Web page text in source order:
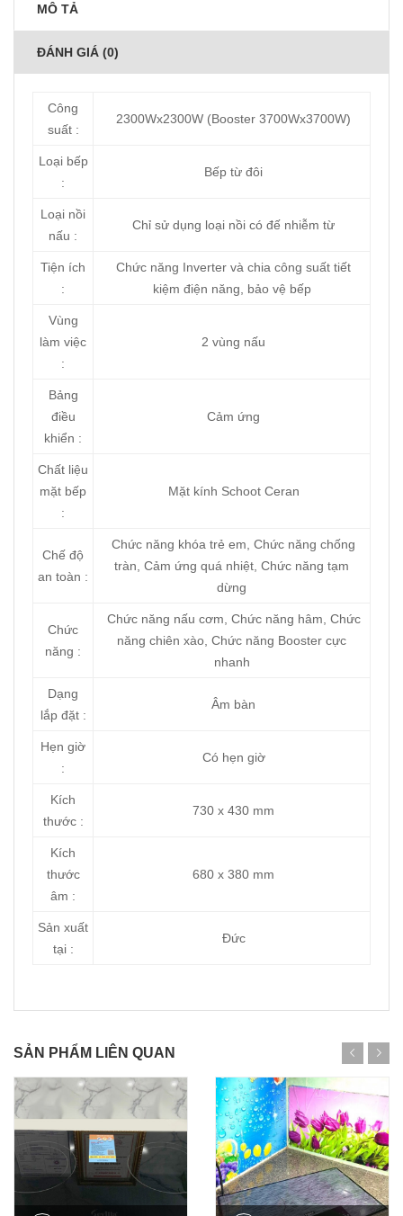
MÔ TẢ
ĐÁNH GIÁ (0)
Công
suất :
2300Wx2300W (Booster 3700Wx3700W)
Loại bếp
:
Bếp từ đôi
Loại nồi
nấu :
Chỉ sử dụng loại nồi có đế nhiễm từ
Tiện ích
:
Chức năng Inverter và chia công suất tiết
kiệm điện năng, bảo vệ bếp
Vùng
làm việc
:
2 vùng nấu
Bảng
điều
khiển :
Cảm ứng
Chất liệu
mặt bếp
:
Mặt kính Schoot Ceran
Chế độ
an toàn :
Chức năng khóa trẻ em, Chức năng chống
tràn, Cảm ứng quá nhiệt, Chức năng tạm
dừng
Chức
năng :
Chức năng nấu cơm, Chức năng hâm, Chức
năng chiên xào, Chức năng Booster cực
nhanh
Dạng
lắp đặt :
Âm bàn
Hẹn giờ
:
Có hẹn giờ
Kích
thước :
730 x 430 mm
Kích
thước
âm :
680 x 380 mm
Sản xuất
tại :
Đức
SẢN PHẨM LIÊN QUAN